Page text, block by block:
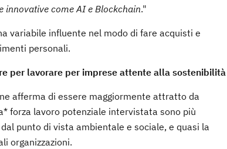
innovative come AI e Blockchain."
variabile influente nel modo di fare acquisti e
personali.
per lavorare per imprese attente alla sostenibilità
afferma di essere maggiormente attratto da
forza lavoro potenziale intervistata sono più
punto di vista ambientale e sociale, e quasi la
organizzazioni.